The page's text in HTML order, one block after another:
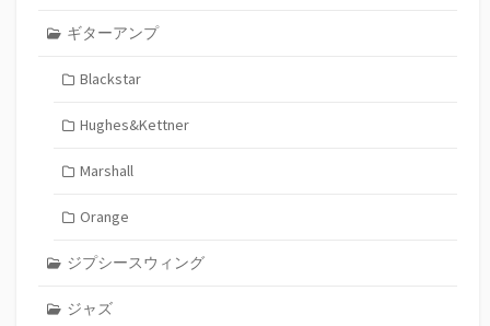
ギターアンプ
Blackstar
Hughes&Kettner
Marshall
Orange
ジプシースウィング
ジャズ